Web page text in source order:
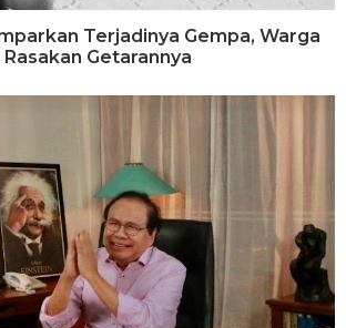
Terjadinya Gempa, Warga
Getarannya